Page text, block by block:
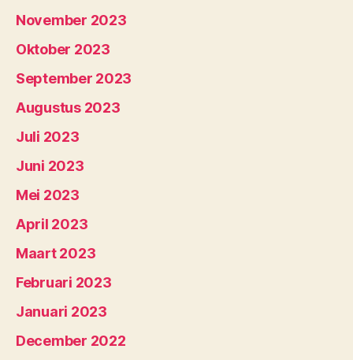
November 2023
Oktober 2023
September 2023
Augustus 2023
Juli 2023
Juni 2023
Mei 2023
April 2023
Maart 2023
Februari 2023
Januari 2023
December 2022